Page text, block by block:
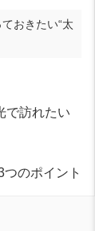
おきたい“太
で訪れたい
のポイント